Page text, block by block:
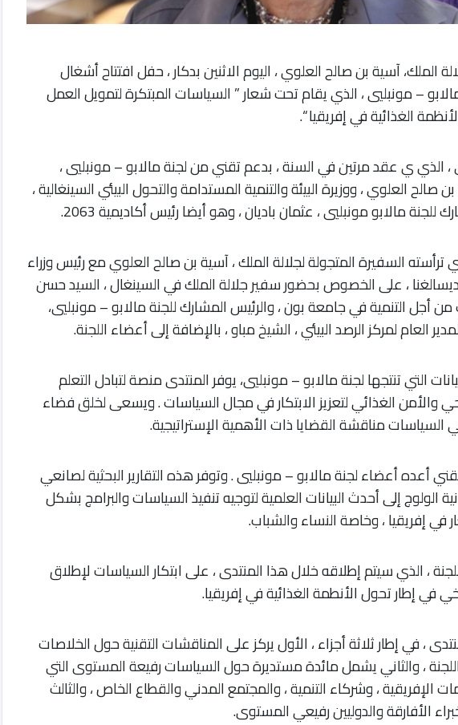
الملك، آسية بن صالح العلوي ، اليوم الاثنين بدكار ، حفل افتتاح أشغال
– مونبليي ، الذي يقام تحت شعار ” السياسات المبتكرة لتمويل العمل
الغذائية في إفريقيا “.
الذي ي عقد مرتين في السنة ، بدعم تقني من لجنة مالابو – مونبليي ،
العلوي ، ووزيرة البيئة والتنمية المستدامة والتحول البيئي السينغالية ،
مالابو مونبليي ، عثمان باديان ، وهو أيضا رئيس أكاديمية 2063.
ترأسته السفيرة المتجولة لجلالة الملك ، آسية بن صالح العلوي مع رئيس وزراء
ديسالغنا ، على الخصوص بحضور سفير جلالة الملك في السينغال ، السيد حسن
من أجل التنمية في جامعة بون ، والرئيس المشارك للجنة مالابو – مونبليي،
العام لمركز الرصد البيئي ، الشيخ مباو ، بالإضافة إلى أعضاء اللجنة.
التي تنتجها لجنة مالابو – مونبليي، يوفر المنتدى منصة لتبادل التعلم
والأمن الغذائي لتعزيز الابتكار في مجال السياسات . ويسعى لخلق فضاء
السياسات مناقشة القضايا ذات الأهمية الإستراتيجية.
أعده أعضاء لجنة مالابو – مونبليي . وتوفر هذه التقارير البحثية لصانعي
الولوج إلى أحدث البيانات العلمية لتوجيه تنفيذ السياسات والبرامج بشكل
في إفريقيا ، وخاصة النساء والشباب.
، الذي سيتم إطلاقه خلال هذا المنتدى ، على ابتكار السياسات لإطلاق
في إطار تحول الأنطمة الغذائية في إفريقيا.
، في إطار ثلاثة أجزاء ، الأول يركز على المناقشات التقنية حول الخلاصات
اللجنة ، والثاني يشمل مائدة مستديرة حول السياسات رفيعة المستوى التي
، وشركاء التنمية ، والمجتمع المدني والقطاع الخاص ، والثالث
الأفارقة والدوليين رفيعي المستوى.